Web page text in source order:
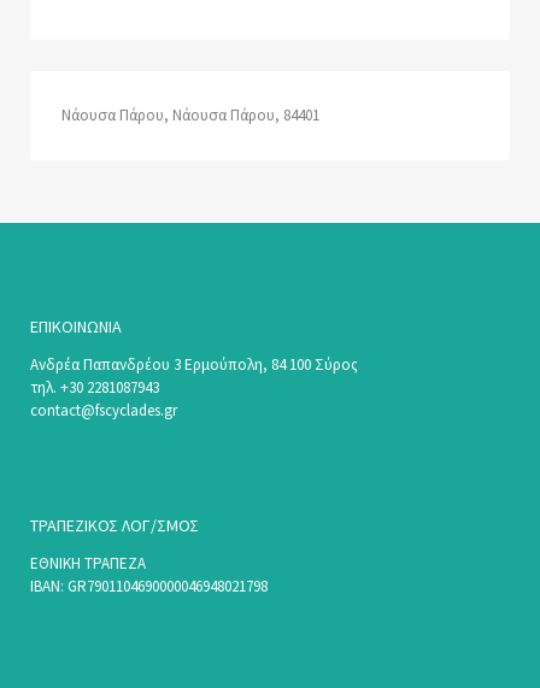
Νάουσα Πάρου, Νάουσα Πάρου, 84401
ΕΠΙΚΟΙΝΩΝΊΑ
Ανδρέα Παπανδρέου 3 Ερμούπολη, 84 100 Σύρος
τηλ. +30 2281087943
contact@fscyclades.gr
ΤΡΑΠΕΖΙΚΟΣ ΛΟΓ/ΣΜΟΣ
ΕΘΝΙΚΗ ΤΡΑΠΕΖΑ
ΙΒΑΝ: GR7901104690000046948021798